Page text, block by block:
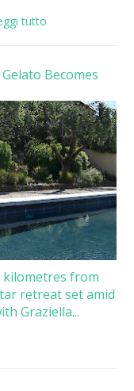
tutto
Becomes
from
retreat set amid
Graziella...